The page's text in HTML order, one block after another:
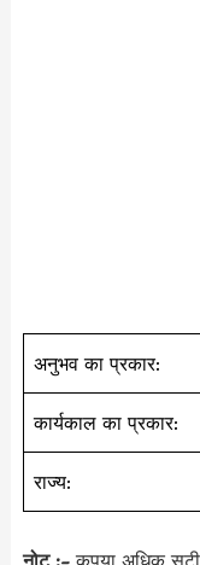
अनुभव का प्रकार:
कार्यकाल का प्रकार:
राज्य: